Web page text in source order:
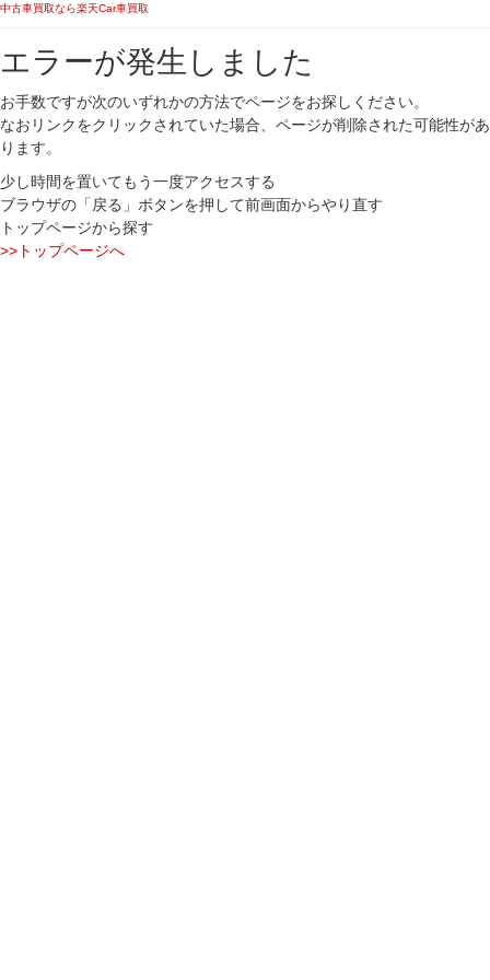
中古車買取なら楽天Car車買取
エラーが発生しました
お手数ですが次のいずれかの方法でページをお探しください。
なおリンクをクリックされていた場合、ページが削除された可能性があ
ります。
少し時間を置いてもう一度アクセスする
ブラウザの「戻る」ボタンを押して前画面からやり直す
トップページから探す
>>トップページへ